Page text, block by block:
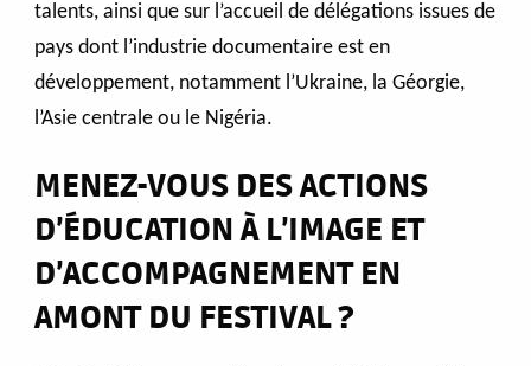
talents, ainsi que sur l’accueil de délégations issues de
pays dont l’industrie documentaire est en
développement, notamment l’Ukraine, la Géorgie,
l’Asie centrale ou le Nigéria.
MENEZ-VOUS DES ACTIONS
D’ÉDUCATION À L’IMAGE ET
D’ACCOMPAGNEMENT EN
AMONT DU FESTIVAL ?